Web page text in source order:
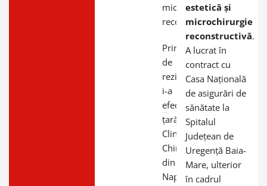
microchirurgie
reconstructivă;
Primii ani
de
rezidențiat
i-a
efectuat în
țară la
Clinica
Chirurgie I
din Cluj-
Napoca;
estetică și
microchirurgie
reconstructivă.
A lucrat în
contract cu
Casa Națională
de asigurări de
sănătate la
Spitalul
Județean de
Uregență Baia-
Mare, ulterior
în cadrul